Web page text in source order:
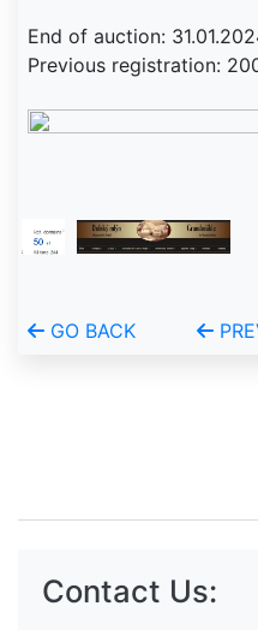
End of auction:
Previous registration:
GO BACK
Contact Us: